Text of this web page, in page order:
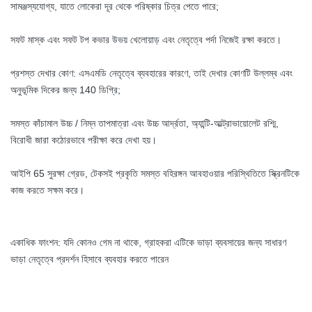
সামঞ্জস্যযোগ্য, যাতে লোকেরা দূর থেকে পরিষ্কার চিত্র পেতে পারে;
সফট মাস্ক এবং সফট টপ কভার উভয় খেলোয়াড় এবং নেতৃত্বে পর্দা নিজেই রক্ষা করতে।
প্রশস্ত দেখার কোণ: এসএমডি নেতৃত্বে ব্যবহারের কারণে, তাই দেখার কোণটি উল্লম্ব এবং
অনুভূমিক দিকের জন্য 140 ডিগ্রি;
সমস্ত কাঁচামাল উচ্চ / নিম্ন তাপমাত্রা এবং উচ্চ আর্দ্রতা, অ্যান্টি-আল্ট্রাভায়োলেট রশ্মি,
বিরোধী জারা কঠোরভাবে পরীক্ষা করে দেখা হয়।
আইপি 65 সুরক্ষা গ্রেড, টেকসই প্রকৃতি সমস্ত বহিরঙ্গন আবহাওয়ার পরিস্থিতিতে স্ক্রিনটিকে
কাজ করতে সক্ষম করে।
একাধিক ফাংশন: যদি কোনও গেম না থাকে, গ্রাহকরা এটিকে ভাড়া ব্যবসায়ের জন্য সাধারণ
ভাড়া নেতৃত্বে প্রদর্শন হিসাবে ব্যবহার করতে পারেন